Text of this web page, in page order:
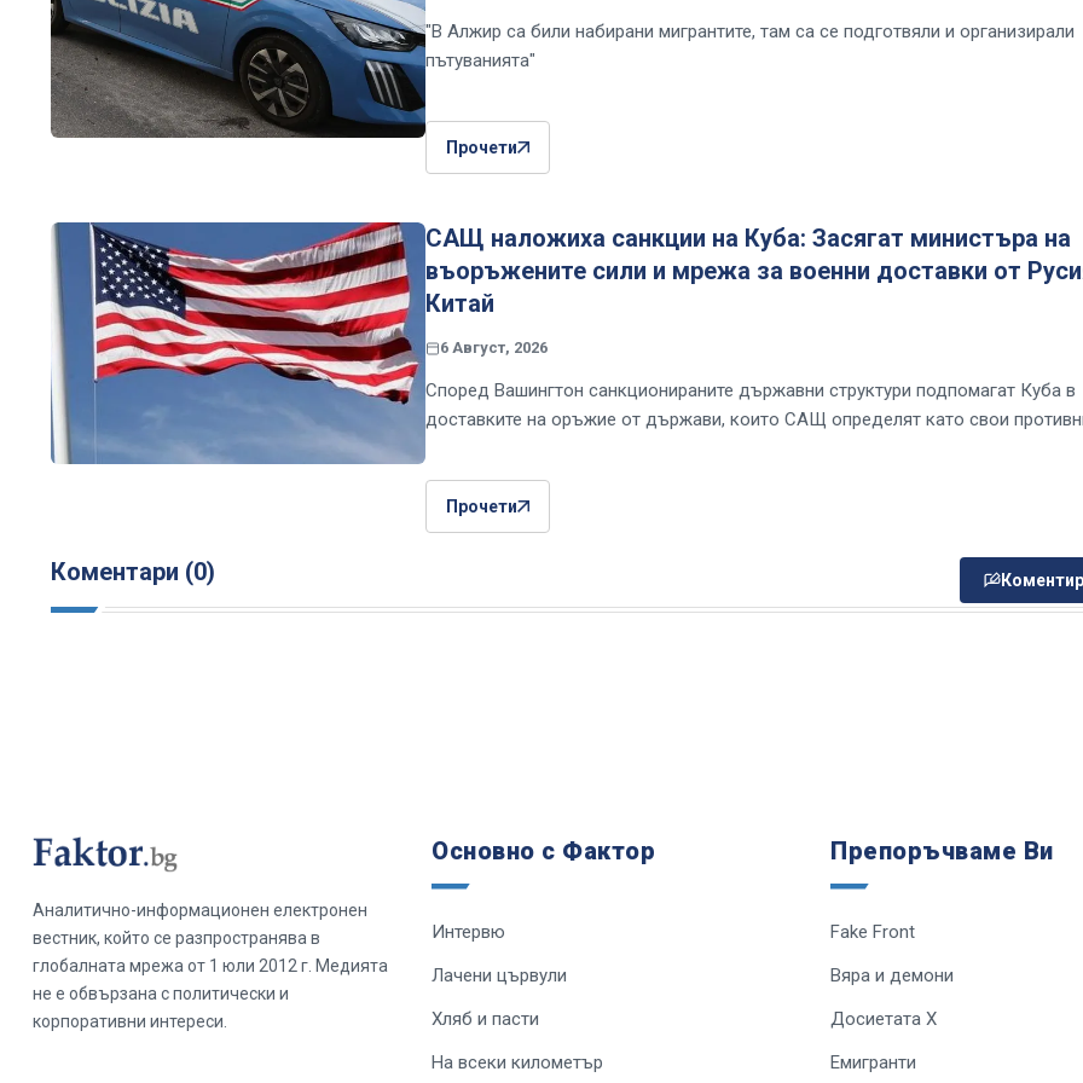
"В Алжир са били набирани мигрантите, там са се подготвяли и организирали
пътуванията"
Прочети
САЩ наложиха санкции на Куба: Засягат министъра на
въоръжените сили и мрежа за военни доставки от
Китай
6 Август, 2026
Според Вашингтон санкционираните държавни структури подпомагат Куба в
доставките на оръжие от държави, които САЩ определят като свои
Прочети
Коментари (0)
Аналитично-информационен електронен
вестник, който се разпространява в
глобалната мрежа от 1 юли 2012 г. Медията
не е обвързана с политически и
корпоративни интереси.
Основно с Фактор
Интервю
Лачени цървули
Хляб и пасти
На всеки километър
Препоръчваме Ви
Fake Front
Вяра и демони
Досиетата Х
Емигранти